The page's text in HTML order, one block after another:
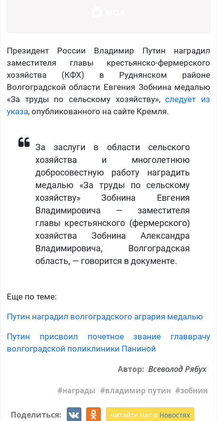
Президент России Владимир Путин наградил
заместителя главы крестьянско-фермерского
хозяйства (КФХ) в Руднянском районе
Волгоградской области Евгения Зобнина медалью
«За труды по сельскому хозяйству»,следует из
указа, опубликованного на сайте Кремля.
За заслуги в области сельского
хозяйства и многолетнюю
добросовестную работу наградить
медалью «За труды по сельскому
хозяйству» Зобнина Евгения
Владимировича — заместителя
главы крестьянского (фермерского)
хозяйства Зобнина Александра
Владимировича, Волгоградская
область, — говорится в документе.
Еще по теме:
Путин наградил волгоградского агрария медалью
Путин присвоил почетное звание главврачу
волгоградской поликлиники Паниной
Автор: Всеволод Рябух
награды владимир путин зобнин
Поделиться: читайте нас в Новостях